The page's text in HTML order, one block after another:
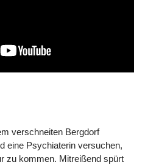
verschneiten Bergdorf
eine Psychiaterin versuchen,
zu kommen. Mitreißend spürt